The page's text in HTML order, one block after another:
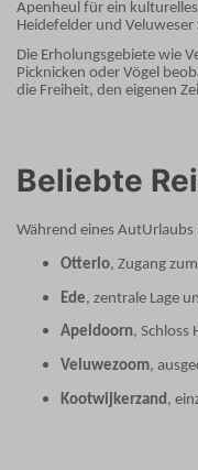
Apenheul für ein
Heidefelder und
Die Erholungsgebiete wie
Picknicken oder Vögel
die Freiheit, den eigenen
Beliebte
Während eines
Otterlo, Zugang
Ede, zentrale Lage
Apeldoorn, Schloss
Veluwezoom,
Kootwijkerzand ,